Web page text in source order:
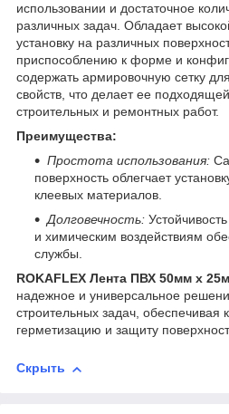
использовании и достаточное
различных задач. Обладает
установку на различных
приспособлению к форме и
содержать армировочную сетку
свойств, что делает ее
строительных и ремонтных работ.
Преимущества:
Простота использования:
поверхность облегчает
клеевых материалов.
Долговечность:
и химическим воздействиям
службы.
ROKAFLEX Лента ПВХ 50мм х 25м
надежное и универсальное
строительных задач, обеспечивая
герметизацию и защиту
Скрыть